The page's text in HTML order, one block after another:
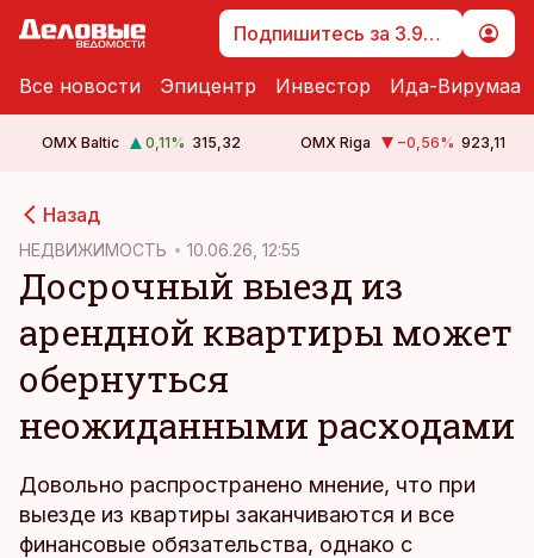
Подпишитесь за 3.99 €
Все новости Эпицентр Инвестор Ида-Вирумаа
OMX Baltic 0,11% 315,32 OMX Riga −0,56% 923,11
Назад
НЕДВИЖИМОСТЬ 10.06.26, 12:55
Досрочный выезд из
арендной квартиры может
обернуться
неожиданными расходами
Довольно распространено мнение, что при
выезде из квартиры заканчиваются и все
финансовые обязательства, однако с